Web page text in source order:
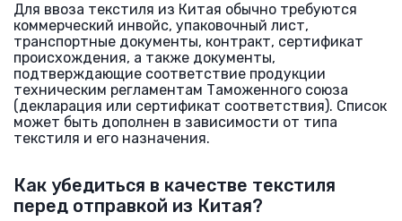
Для ввоза текстиля из Китая обычно требуются
коммерческий инвойс, упаковочный лист,
транспортные документы, контракт, сертификат
происхождения, а также документы,
подтверждающие соответствие продукции
техническим регламентам Таможенного союза
(декларация или сертификат соответствия). Список
может быть дополнен в зависимости от типа
текстиля и его назначения.
Как убедиться в качестве текстиля
перед отправкой из Китая?